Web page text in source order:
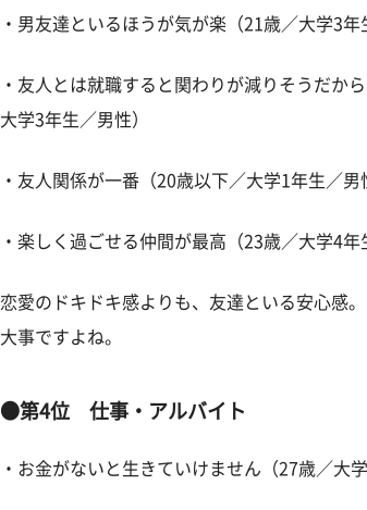
・男友達といるほうが気が楽（21歳／大学3年
・友人とは就職すると関わりが減りそうだか
大学3年生／男性）
・友人関係が一番（20歳以下／大学1年生／男
・楽しく過ごせる仲間が最高（23歳／大学4年
恋愛のドキドキ感よりも、友達といる安心感
大事ですよね。
●第4位 仕事・アルバイト
・お金がないと生きていけません（27歳／大